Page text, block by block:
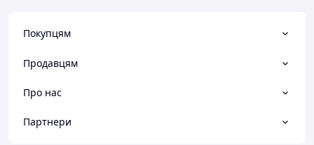
Покупцям
Продавцям
Про нас
Партнери